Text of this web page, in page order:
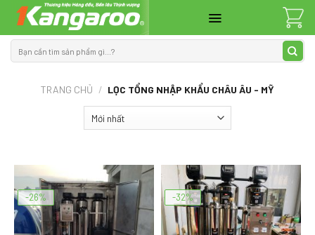
content
kiếm:
TRANG CHỦ / LỌC TỔNG NHẬP KHẨU CHÂU ÂU - MỸ
-26% -32%